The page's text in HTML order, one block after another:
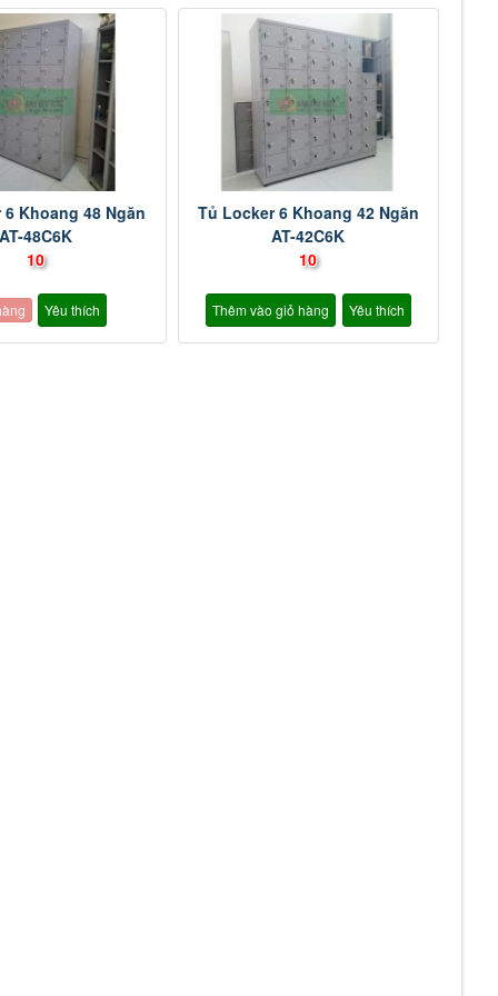
Khoang 48 Ngăn
48C6K
10
Yêu thích
Tủ Locker 6 Khoang 42 Ngăn
AT-42C6K
10
Thêm vào giỏ hàng Yêu thích